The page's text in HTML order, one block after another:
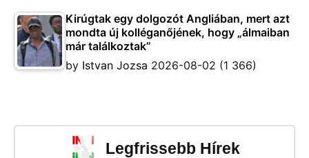
Kirúgtak egy dolgozót Angliában, mert azt
mondta új kolléganőjének, hogy „álmaiban
már találkoztak”
by Istvan Jozsa 2026-08-02 (1 366)
Legfrissebb Hírek